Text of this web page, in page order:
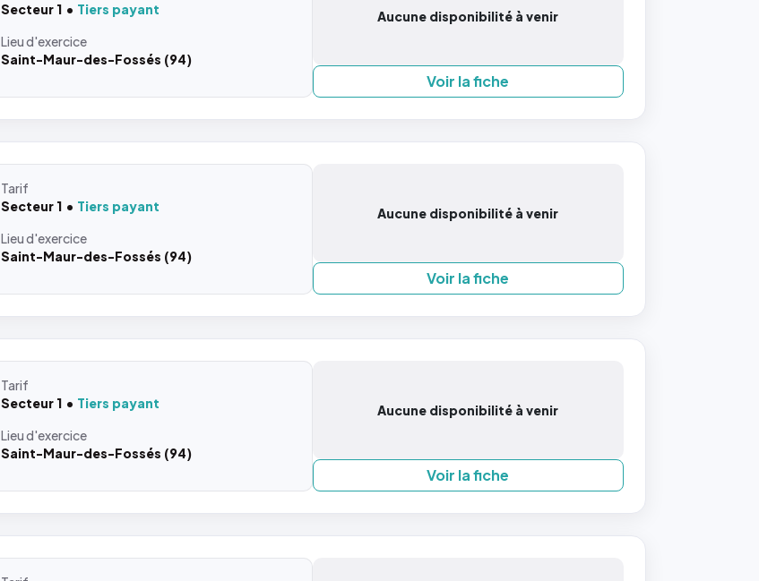
Secteur 1
Tiers payant
Lieud'exercice
Saint-Maur-des-Fossés (94)
Aucune disponibilité à venir
Voir la fiche
Tarif
Secteur 1
Tiers payant
Lieud'exercice
Saint-Maur-des-Fossés (94)
Aucune disponibilité à venir
Voir la fiche
Tarif
Secteur 1
Tiers payant
Lieud'exercice
Saint-Maur-des-Fossés (94)
Aucune disponibilité à venir
Voir la fiche